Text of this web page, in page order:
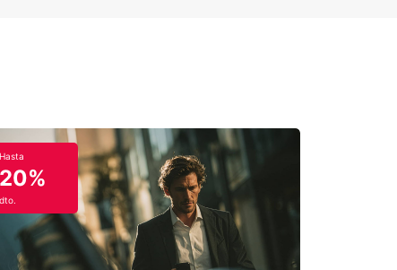
Hasta
20%
dto.